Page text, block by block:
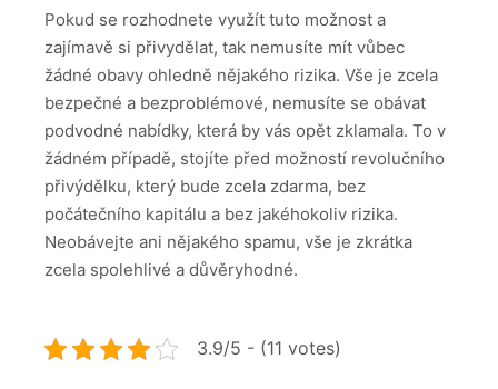
Pokud se rozhodnete využít tuto možnost a
zajímavě si přivydělat, tak nemusíte mít vůbec
žádné obavy ohledně nějakého rizika. Vše je zcela
bezpečné a bezproblémové, nemusíte se obávat
podvodné nabídky, která by vás opět zklamala. To v
žádném případě, stojíte před možností revolučního
přivýdělku, který bude zcela zdarma, bez
počátečního kapitálu a bez jakéhokoliv rizika.
Neobávejte ani nějakého spamu, vše je zkrátka
zcela spolehlivé a důvěryhodné.
3.9/5 - (11 votes)